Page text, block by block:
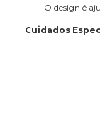
O design é
Cuidados